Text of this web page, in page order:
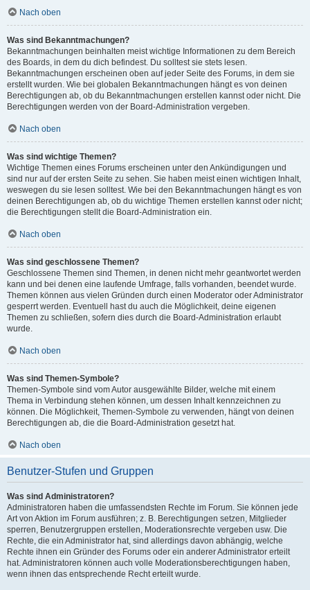
Nach oben
Was sind Bekanntmachungen?
Bekanntmachungen beinhalten meist wichtige Informationen zu dem Bereich
des Boards, in dem du dich befindest. Du solltest sie stets lesen.
Bekanntmachungen erscheinen oben auf jeder Seite des Forums, in dem sie
erstellt wurden. Wie bei globalen Bekanntmachungen hängt es von deinen
Berechtigungen ab, ob du Bekanntmachungen erstellen kannst oder nicht. Die
Berechtigungen werden von der Board-Administration vergeben.
Nach oben
Was sind wichtige Themen?
Wichtige Themen eines Forums erscheinen unter den Ankündigungen und
sind nur auf der ersten Seite zu sehen. Sie haben meist einen wichtigen Inhalt,
weswegen du sie lesen solltest. Wie bei den Bekanntmachungen hängt es von
deinen Berechtigungen ab, ob du wichtige Themen erstellen kannst oder nicht;
die Berechtigungen stellt die Board-Administration ein.
Nach oben
Was sind geschlossene Themen?
Geschlossene Themen sind Themen, in denen nicht mehr geantwortet werden
kann und bei denen eine laufende Umfrage, falls vorhanden, beendet wurde.
Themen können aus vielen Gründen durch einen Moderator oder Administrator
gesperrt werden. Eventuell hast du auch die Möglichkeit, deine eigenen
Themen zu schließen, sofern dies durch die Board-Administration erlaubt
wurde.
Nach oben
Was sind Themen-Symbole?
Themen-Symbole sind vom Autor ausgewählte Bilder, welche mit einem
Thema in Verbindung stehen können, um dessen Inhalt kennzeichnen zu
können. Die Möglichkeit, Themen-Symbole zu verwenden, hängt von deinen
Berechtigungen ab, die die Board-Administration gesetzt hat.
Nach oben
Benutzer-Stufen und Gruppen
Was sind Administratoren?
Administratoren haben die umfassendsten Rechte im Forum. Sie können jede
Art von Aktion im Forum ausführen; z. B. Berechtigungen setzen, Mitglieder
sperren, Benutzergruppen erstellen, Moderationsrechte vergeben usw. Die
Rechte, die ein Administrator hat, sind allerdings davon abhängig, welche
Rechte ihnen ein Gründer des Forums oder ein anderer Administrator erteilt
hat. Administratoren können auch volle Moderationsberechtigungen haben,
wenn ihnen das entsprechende Recht erteilt wurde.